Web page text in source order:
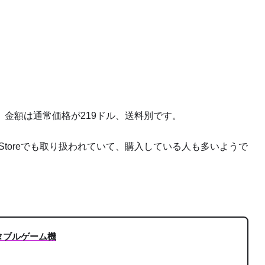
額は通常価格が219ドル、送料別です。
でも取り扱われていて、購入している人も多いようで
ルゲーム機